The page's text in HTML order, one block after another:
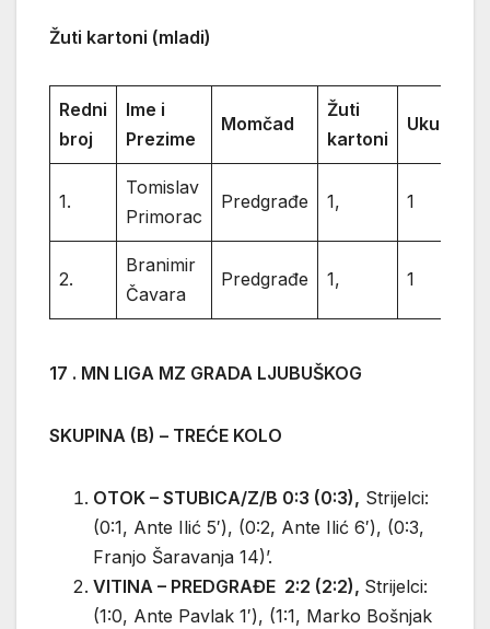
Žuti kartoni (mladi)
Redni
broj
Ime i
Prezime
Momčad
Žuti
kartoni
Ukupno
1.
Tomislav
Primorac
Predgrađe 1, 1
2.
Branimir
Čavara
Predgrađe 1, 1
17 . MN LIGA MZ GRADA LJUBUŠKOG
SKUPINA (B) – TREĆE KOLO
OTOK – STUBICA/Z/B 0:3 (0:3), Strijelci:
(0:1, Ante Ilić 5′), (0:2, Ante Ilić 6′), (0:3,
Franjo Šaravanja 14)’.
VITINA – PREDGRAĐE 2:2 (2:2), Strijelci:
(1:0, Ante Pavlak 1′), (1:1, Marko Bošnjak